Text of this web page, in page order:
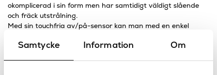
Samtycke Information Om
okomplicerad i sin form men har samtidigt väldigt slående
och fräck utstrålning.
Med sin touchfria av/på-sensor kan man med en enkel
Med den senaste LED-tekniken ger den ett mycket behagligt